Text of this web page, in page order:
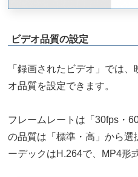
ビデオ品質の設定
「録画されたビデオ」では
オ品質を設定できます。
フレームレートは「30fps・
の品質は「標準・高」から選
ーデックはH.264で、MP4形